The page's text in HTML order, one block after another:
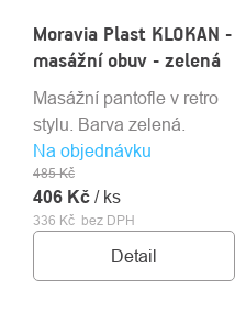
Moravia Plast KLOKAN -
masážní obuv - zelená
Na objednávku
336 Kč bez DPH
485 Kč
406 Kč / ks
Detail
Masážní pantofle v retro
stylu. Barva zelená.